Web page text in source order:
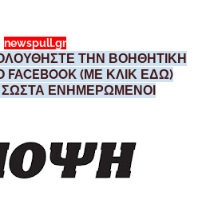
newspull.gr
ΤΗΝ ΒΟΗΘΗΤΙΚΗ
(ΜΕ ΚΛΙΚ ΕΔΩ)
ΣΩΣΤΑ ΕΝΗΜΕΡΩΜΕΝΟΙ